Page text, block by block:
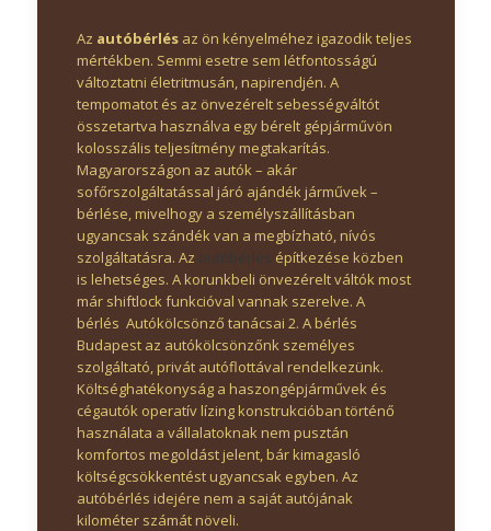
Az autóbérlés az ön kényelméhez igazodik teljes
mértékben. Semmi esetre sem létfontosságú
változtatni életritmusán, napirendjén. A
tempomatot és az önvezérelt sebességváltót
összetartva használva egy bérelt gépjárművön
kolosszális teljesítmény megtakarítás.
Magyarországon az autók – akár
sofőrszolgáltatással járó ajándék járművek –
bérlése, mivelhogy a személyszállításban
ugyancsak szándék van a megbízható, nívós
szolgáltatásra. Az autóbérlés építkezése közben
is lehetséges. A korunkbeli önvezérelt váltók most
már shiftlock funkcióval vannak szerelve. A
bérlés Autókölcsönző tanácsai 2. A bérlés
Budapest az autókölcsönzőnk személyes
szolgáltató, privát autóflottával rendelkezünk.
Költséghatékonyság a haszongépjárművek és
cégautók operatív lízing konstrukcióban történő
használata a vállalatoknak nem pusztán
komfortos megoldást jelent, bár kimagasló
költségcsökkentést ugyancsak egyben. Az
autóbérlés idejére nem a saját autójának
kilométer számát növeli.